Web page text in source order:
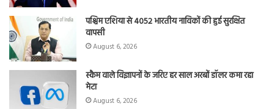
पश्चिम एशिया से 4052 भारतीय नाविकों की हुई सुरक्षित
वापसी
August 6, 2026
स्कैम वाले विज्ञापनों के जरिए हर साल अरबों डॉलर कमा रहा
मेटा
August 6, 2026